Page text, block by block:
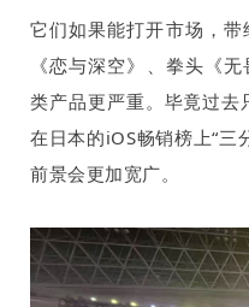
它们如果能打开市场，
《恋与深空》、拳头《
类产品更严重。毕竟过
在日本的iOS畅销榜上“三
前景会更加宽广。